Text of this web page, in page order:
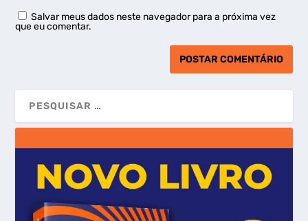
Salvar meus dados neste navegador para a próxima vez
que eu comentar.